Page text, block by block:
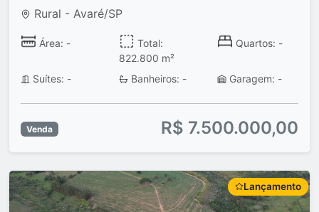
Rural - Avaré/SP
Área: -
Total:
822.800 m²
Quartos: -
Suítes: - Banheiros: - Garagem: -
Venda R$ 7.500.000,00
Lançamento